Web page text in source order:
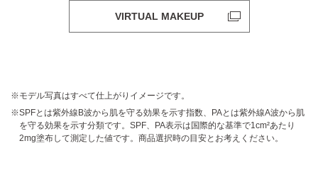
VIRTUAL MAKEUP
モデル写真はすべて仕上がりイメージです。
SPFとは紫外線B波から肌を守る効果を示す指数、PAとは紫外線A波から肌
を守る効果を示す分類です。SPF、PA表示は国際的な基準で1cm²あたり
2mg塗布して測定した値です。商品選択時の目安とお考えください。